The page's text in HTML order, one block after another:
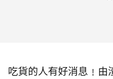
吃貨的人有好消息﹗由